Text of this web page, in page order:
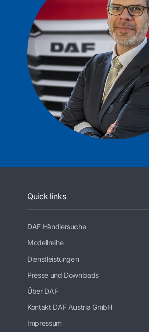
Quick links
DAF Händlersuche
Modellreihe
Dienstleistungen
Presse und Downloads
Über DAF
Kontakt DAF Austria GmbH
Impressum